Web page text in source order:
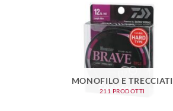
MONOFILO E TRECCIATI
211 PRODOTTI